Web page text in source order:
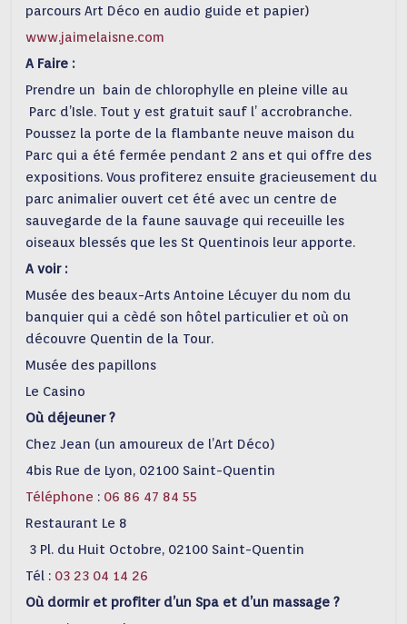
parcours Art Déco en audio guide et papier)
www.jaimelaisne.com
A Faire :
Prendre un bain de chlorophylle en pleine ville au
Parc d’Isle. Tout y est gratuit sauf l’ accrobranche.
Poussez la porte de la flambante neuve maison du
Parc qui a été fermée pendant 2 ans et qui offre des
expositions. Vous profiterez ensuite gracieusement du
parc animalier ouvert cet été avec un centre de
sauvegarde de la faune sauvage qui receuille les
oiseaux blessés que les St Quentinois leur apporte.
A voir :
Musée des beaux-Arts Antoine Lécuyer du nom du
banquier qui a cèdé son hôtel particulier et où on
découvre Quentin de la Tour.
Musée des papillons
Le Casino
Où déjeuner ?
Chez Jean (un amoureux de l’Art Déco)
4bis Rue de Lyon, 02100 Saint-Quentin
Téléphone : 06 86 47 84 55
Restaurant Le 8
3 Pl. du Huit Octobre, 02100 Saint-Quentin
Tél : 03 23 04 14 26
Où dormir et profiter d’un Spa et d’un massage ?